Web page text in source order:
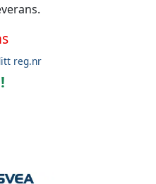
reg.nr